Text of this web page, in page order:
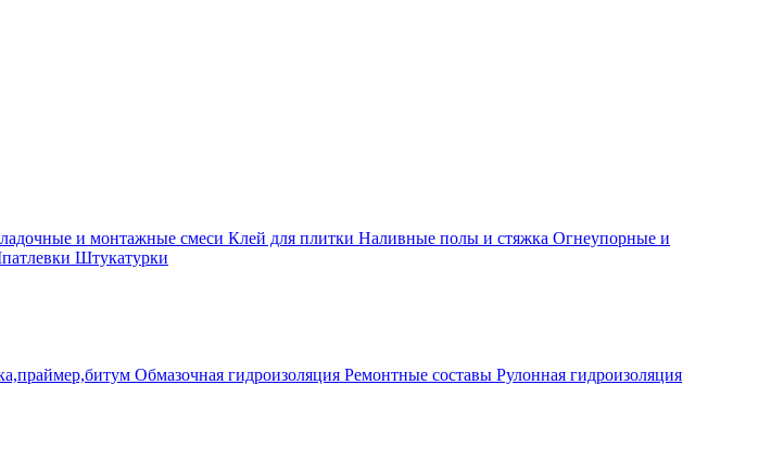
и монтажные смеси Клей для плитки Наливные полы и стяжка Огнеупорные и
Штукатурки
Обмазочная гидроизоляция Ремонтные составы Рулонная гидроизоляция